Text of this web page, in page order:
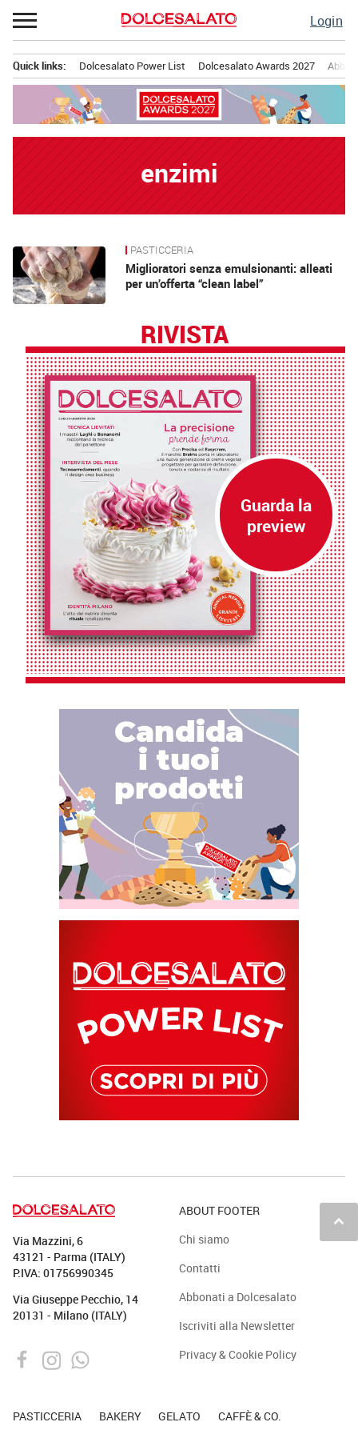
Passa
al
Login
principale
Quick links: Dolcesalato Power List Dolcesalato Awards 2027
enzimi
News PASTICCERIA
Miglioratori senza emulsionanti: alleati
per un’offerta “clean label”
RIVISTA
keyboard_arrow_up
Via Mazzini, 6
43121 - Parma (ITALY)
P.IVA: 01756990345
Via Giuseppe Pecchio, 14
20131 - Milano (ITALY)
ABOUT FOOTER
Chi siamo
Contatti
Abbonati a Dolcesalato
Iscriviti alla Newsletter
Privacy & Cookie Policy
PASTICCERIA BAKERY GELATO CAFFÈ & CO.